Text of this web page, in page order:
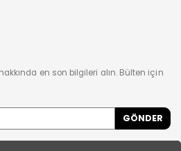
en son bilgileri alın. Bülten için